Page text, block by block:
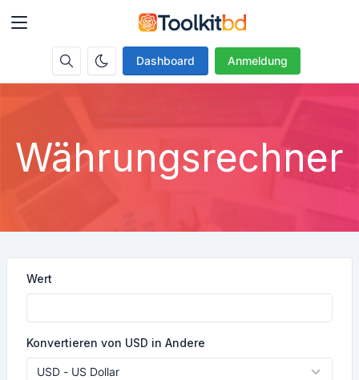
Dashboard Anmeldung
Währungsrechner
Wert
Konvertieren von USD in Andere